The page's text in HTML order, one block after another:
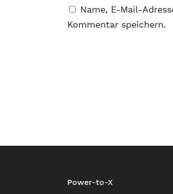
Name, E-Mail-
Kommentar speichern.
Power-to-X